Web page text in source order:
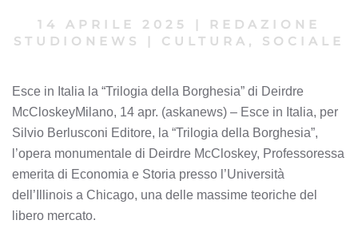
14 APRILE 2025 |
REDAZIONE
STUDIONEWS
| CULTURA, SOCIALE
Esce in Italia la “Trilogia della Borghesia” di Deirdre
McCloskeyMilano, 14 apr. (askanews) – Esce in Italia, per
Silvio Berlusconi Editore, la “Trilogia della Borghesia”,
l’opera monumentale di Deirdre McCloskey, Professoressa
emerita di Economia e Storia presso l’Università
dell’Illinois a Chicago, una delle massime teoriche del
libero mercato.